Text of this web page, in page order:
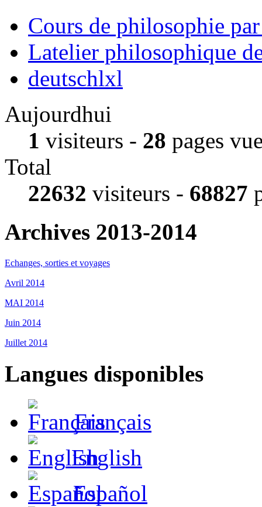
Cours de philosophie
Latelier philosophique
deutschlxl
Aujourdhui
1 visiteurs - 28 pages
Total
22632 visiteurs - 68827
Archives 2013-2014
Echanges, sorties et voyages
Avril 2014
MAI 2014
Juin 2014
Juillet 2014
Langues disponibles
Français
English
Español